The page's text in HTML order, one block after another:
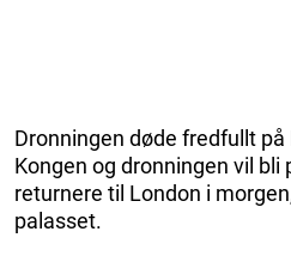
Dronningen døde fredfullt
Kongen og dronningen vil bli
returnere til London i
palasset.